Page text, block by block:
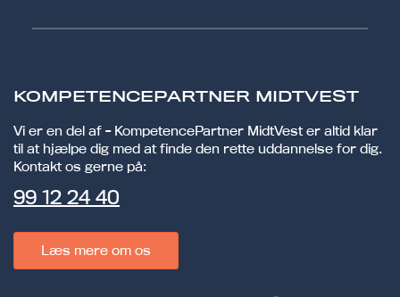
KOMPETENCEPARTNER MIDTVEST
Vi er en del af - KompetencePartner MidtVest er altid klar
til at hjælpe dig med at finde den rette uddannelse for dig.
Kontakt os gerne på:
99 12 24 40
Læs mere om os